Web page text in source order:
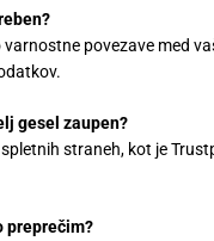
povezave med
gesel zaupen?
straneh, kot je
preprečim?